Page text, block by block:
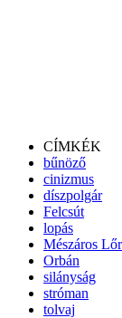
CÍMKÉK
bűnöző
cinizmus
díszpolgár
Felcsút
lopás
Mészáros
Orbán
silányság
stróman
tolvaj